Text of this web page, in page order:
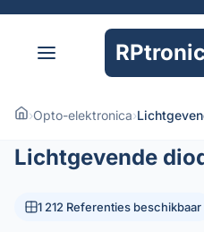
›Opto-elektronica›
Lichtgevende
1 212 Referenties beschikbaar